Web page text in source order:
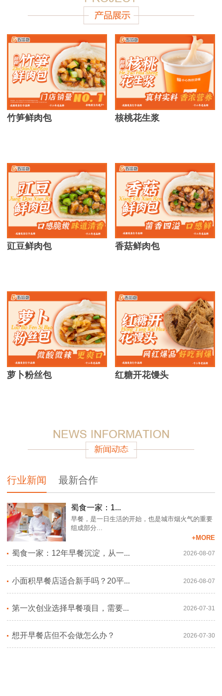
竹笋鲜肉包 核桃花生浆
豇豆鲜肉包 香菇鲜肉包
萝卜粉丝包 红糖开花馒头
行业新闻 最新合作
蜀食一家：1...
早餐，是一日生活的开始，也是城市烟火气的重要
组成部分...
+MORE
蜀食一家：12年早餐沉淀，从一... 2026-08-07
小面积早餐店适合新手吗？20平... 2026-08-07
第一次创业选择早餐项目，需要... 2026-07-31
想开早餐店但不会做怎么办？ 2026-07-30